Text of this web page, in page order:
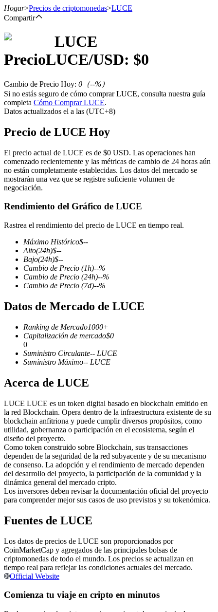
Futuros que utilizan USDT como garantía
Futuros COIN-M
Futuros de criptomonedas
Derivados de acciones, divisas, metales preciosos y materias
primas
Futuros del USDC
Futuros que utilizan USDC como garantía
Copiar Trading
Únete a los mejores traders
Hogar>Precios de criptomonedas>LUCE
Compartir
LUCE
PrecioLUCE/USD: $0
Cambio de Precio Hoy: 0 （--%）
Si no estás seguro de cómo comprar LUCE, consulta nuestra guía
completa Cómo Comprar LUCE.
Datos actualizados el a las (UTC+8)
Precio de LUCE Hoy
El precio actual de LUCE es de $0 USD. Las operaciones han
comenzado recientemente y las métricas de cambio de 24 horas aún
no están completamente establecidas. Los datos del mercado se
mostrarán una vez que se registre suficiente volumen de
negociación.
Rendimiento del Gráfico de LUCE
Rastrea el rendimiento del precio de LUCE en tiempo real.
Máximo Histórico$--
Alto(24h)$--
Bajo(24h)$--
Cambio de Precio (1h)--%
Cambio de Precio (24h)--%
Cambio de Precio (7d)--%
Datos de Mercado de LUCE
Ranking de Mercado1000+
Capitalización de mercado$0
0
Suministro Circulante-- LUCE
Suministro Máximo-- LUCE
Acerca de LUCE
LUCE LUCE es un token digital basado en blockchain emitido en
la red Blockchain. Opera dentro de la infraestructura existente de su
blockchain anfitriona y puede cumplir diversos propósitos, como
utilidad, gobernanza o participación en el ecosistema, según el
diseño del proyecto.
Como token construido sobre Blockchain, sus transacciones
dependen de la seguridad de la red subyacente y de su mecanismo
de consenso. La adopción y el rendimiento de mercado dependen
del desarrollo del proyecto, la participación de la comunidad y la
dinámica general del mercado cripto.
Los inversores deben revisar la documentación oficial del proyecto
para comprender mejor sus casos de uso previstos y su tokenómica.
Fuentes de LUCE
Los datos de precios de LUCE son proporcionados por
CoinMarketCap y agregados de las principales bolsas de
criptomonedas de todo el mundo. Los precios se actualizan en
tiempo real para reflejar las condiciones actuales del mercado.
Official Website
Comienza tu viaje en cripto en minutos